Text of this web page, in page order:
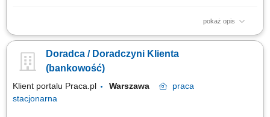
pokaż opis
obsługa klientów; utrzymywanie dobrych relacji z klientami; realizacja
firm;
Doradca / Doradczyni Klienta
(bankowość)
Klient portalu Praca.pl Warszawa
praca
stacjonarna